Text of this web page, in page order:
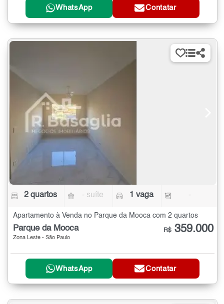
WhatsApp Contatar
2 quartos - suíte 1 vaga -
Apartamento à Venda no Parque da Mooca com 2 quartos
Parque da Mooca
Zona Leste - São Paulo
R$ 359.000
WhatsApp Contatar